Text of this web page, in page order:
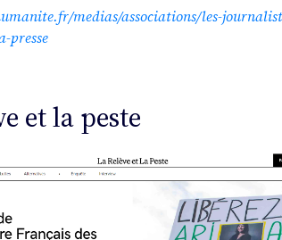
medias/associations/les-
presse
et la peste